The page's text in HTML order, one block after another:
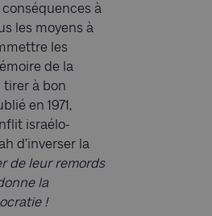
à
les moyens à
les
de la
tirer à bon
en 1971,
israélo-
d’inverser la
de leur remords
la
!